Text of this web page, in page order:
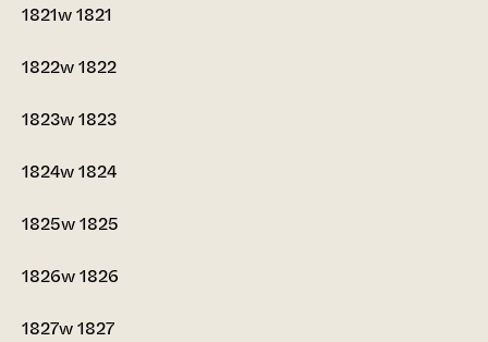
1821w1821
1822w1822
1823w1823
1824w1824
1825w1825
1826w1826
1827w1827